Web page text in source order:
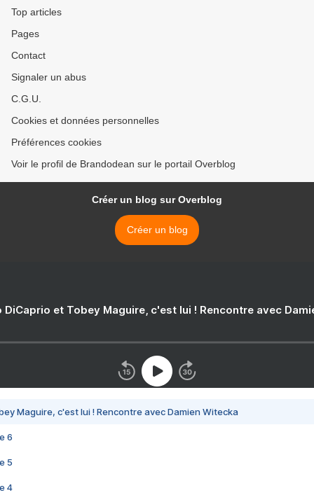
Top articles
Pages
Contact
Signaler un abus
C.G.U.
Cookies et données personnelles
Préférences cookies
Voir le profil de Brandodean sur le portail Overblog
Créer un blog sur Overblog
Créer un blog
DiCaprio et Tobey Maguire, c'est lui ! Rencontre avec
Maguire, c'est lui ! Rencontre avec Damien Witecka
6
5
4